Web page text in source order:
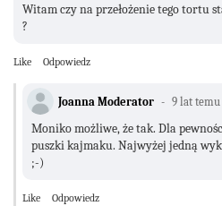
Witam czy na przełożenie tego tortu
?
Like Odpowiedz
Joanna Moderator 9 lat temu
Moniko możliwe, że tak. Dla
puszki kajmaku. Najwyżej jedną
;-)
Like Odpowiedz